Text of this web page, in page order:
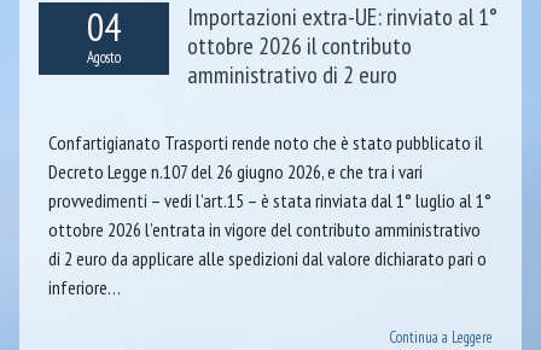
04
Agosto
Importazioni extra-UE: rinviato al 1°
ottobre 2026 il contributo
amministrativo di 2 euro
Confartigianato Trasporti rende noto che è stato pubblicato il
Decreto Legge n.107 del 26 giugno 2026, e che tra i vari
provvedimenti – vedi l’art.15 – è stata rinviata dal 1° luglio al 1°
ottobre 2026 l’entrata in vigore del contributo amministrativo
di 2 euro da applicare alle spedizioni dal valore dichiarato pari o
inferiore…
Continua a Leggere